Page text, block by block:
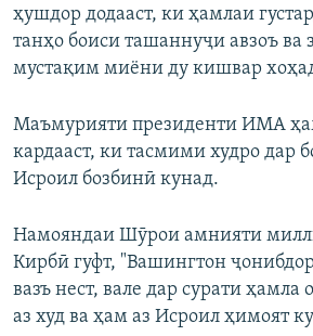
ҳушдор додааст, ки ҳамлаи
танҳо боиси ташаннуҷи авзоъ ва
мустақим миёни ду кишвар
Маъмурияти президенти ИМА
кардааст, ки тасмими худро дар
Исроил бозбинӣ кунад.
Намояндаи Шӯрои амнияти
Кирбӣ гуфт, "Вашингтон
вазъ нест, вале дар сурати ҳамла
аз худ ва ҳам аз Исроил ҳимоят